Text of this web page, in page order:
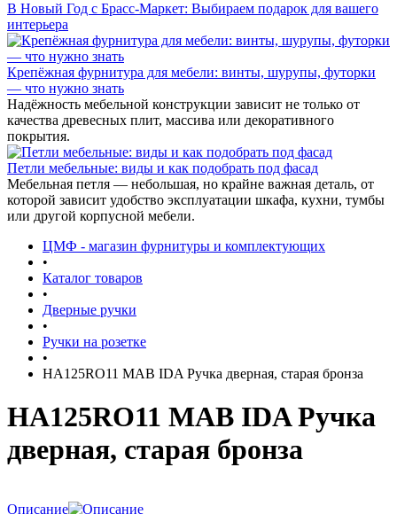
В Новый Год с Брасс-Маркет: Выбираем подарок для вашего
интерьера
Крепёжная фурнитура для мебели: винты, шурупы, футорки
— что нужно знать
Надёжность мебельной конструкции зависит не только от
качества древесных плит, массива или декоративного
покрытия.
Петли мебельные: виды и как подобрать под фасад
Мебельная петля — небольшая, но крайне важная деталь, от
которой зависит удобство эксплуатации шкафа, кухни, тумбы
или другой корпусной мебели.
ЦМФ - магазин фурнитуры и комплектующих
•
Каталог товаров
•
Дверные ручки
•
Ручки на розетке
•
HA125RO11 MAB IDA Ручка дверная, старая бронза
HA125RO11 MAB IDA Ручка
дверная, старая бронза
Описание